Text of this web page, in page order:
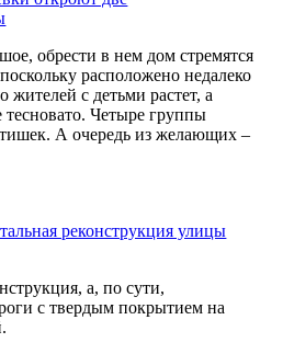
обрести в нем дом стремятся
расположено недалеко
жителей с детьми растет, а
Четыре группы
А очередь из желающих –
реконструкция улицы
а, по сути,
с твердым покрытием на